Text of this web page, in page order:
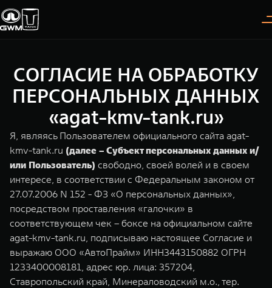
Модели
TANK 300
Следуй за открытиями
от 3 999 000 ₽
TANK 400
За пределы возможного
от 5 599 000 ₽
Покупателям
ВЫБОР АВТОМОБИЛЯ
Спецпредложения
Конфигуратор
Тест-драйв
Зарядные станции
ПОКУПКА АВТОМОБИЛЯ
TANK Финансы
Владельцам
ГАРАНТИЯ И ПОДДЕРЖКА
Гарантия
Помощь на дороге
Калькулятор ТО
Нулевое ТО
Сервис
О дилере
ИНФОРМАЦИЯ
О нас
35 лет GWM
GWM ТЕХ ДЕНЬ
Новости
СОГЛАСИЕ НА ОБРАБОТКУ
ПЕРСОНАЛЬНЫХ ДАННЫХ
«agat-kmv-tank.ru»
Я, являясь Пользователем официального сайта agat-
kmv-tank.ru (далее – Субъект персональных данных и/
или Пользователь) свободно, своей волей и в своем
интересе, в соответствии с Федеральным законом от
27.07.2006 N 152 - ФЗ «О персональных данных»,
посредством проставления «галочки» в
соответствующем чек – боксе на официальном сайте
agat-kmv-tank.ru, подписываю настоящее Согласие и
выражаю ООО «АвтоПрайм» ИНН3443150882 ОГРН
1233400008181, адрес юр. лица: 357204,
Ставропольский край, Минераловодский м.о., тер.